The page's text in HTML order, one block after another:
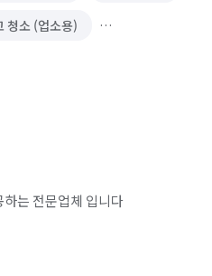
청소 (업소용)
는 전문업체 입니다